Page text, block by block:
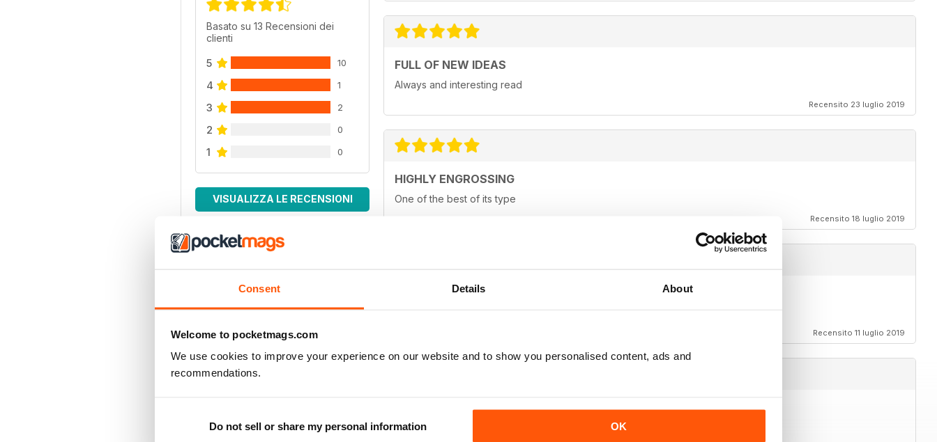
Consent Details About
Welcome to pocketmags.com
We use cookies to improve your experience on our website and to show you personalised content, ads and
recommendations.
Do not sell or share my personal information OK
Basato su 13 Recensioni dei
clienti
5 10
4 1
3 2
2 0
1 0
VISUALIZZA LE RECENSIONI
FULL OF NEW IDEAS
Always and interesting read
Recensito 23 luglio 2019
HIGHLY ENGROSSING
One of the best of its type
Recensito 18 luglio 2019
TOP OF ITS CLASS
Recensito 11 luglio 2019
Love it!